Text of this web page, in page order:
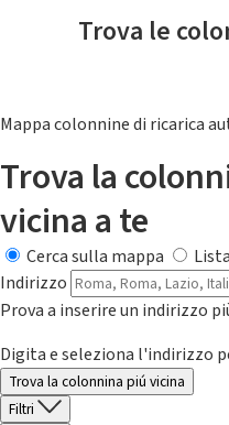
Trova le
Mappa colonnine di ricarica
Trova la
vicina a te
Cerca sulla mappa
Indirizzo
Prova a inserire un indirizzo
Digita e seleziona l'indirizzo
Trova la colonnina piú vicina
Filtri